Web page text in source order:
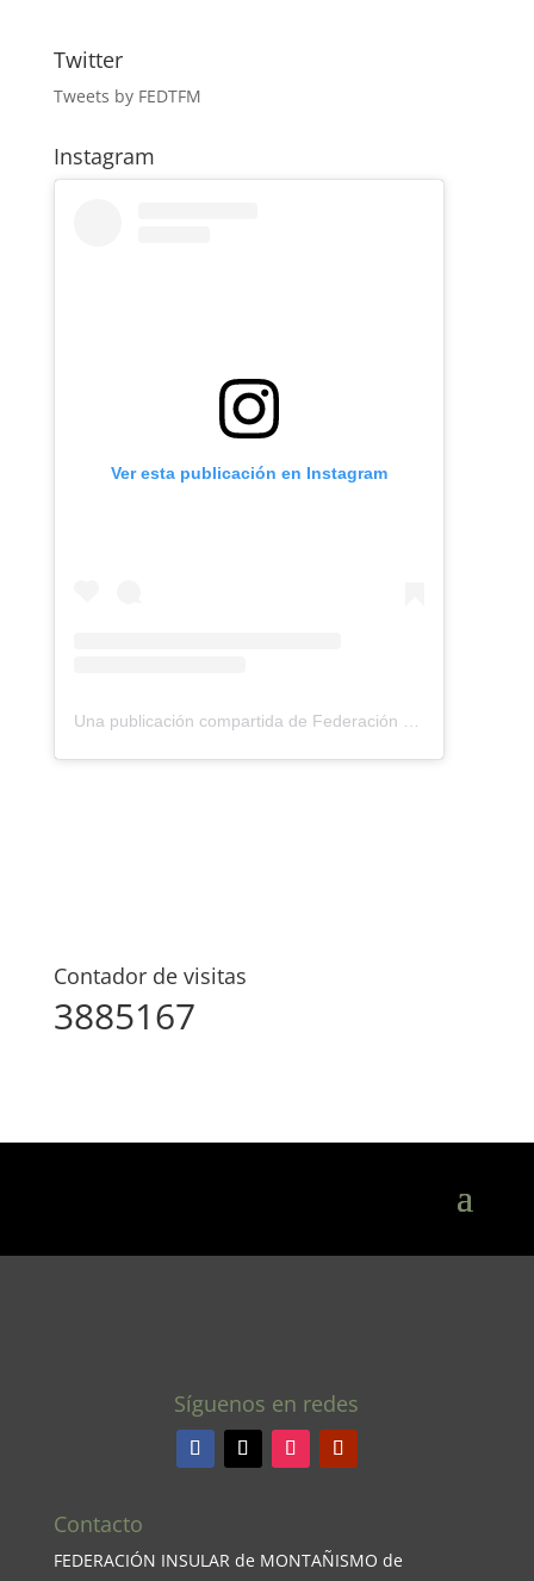
Twitter
Tweets by FEDTFM
Instagram
Ver esta publicación en Instagram
Una publicación compartida de Federación Montañismo Tenerife (@federacion_montanismo_tenerife)
Contador de visitas
3885167
Síguenos en redes
Contacto
FEDERACIÓN INSULAR de MONTAÑISMO de